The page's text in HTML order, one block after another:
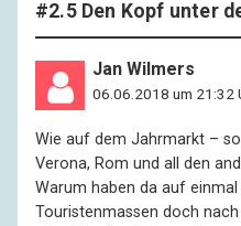
#2.5 Den Kopf unter
Jan Wilmers
06.06.2018 um 21:32
Wie auf dem Jahrmarkt –
Verona, Rom und all den
Warum haben da auf
Touristenmassen doch